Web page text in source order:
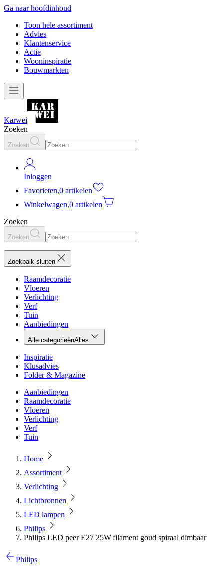
Ga naar hoofdinhoud
Toon hele assortiment
Advies
Klantenservice
Actie
Wooninspiratie
Bouwmarkten
Karwei
Zoeken
Zoeken
Inloggen
Favorieten,0 artikelen
Winkelwagen,0 artikelen
Zoeken
Zoeken
Zoekbalk sluiten
Raamdecoratie
Vloeren
Verlichting
Verf
Tuin
Aanbiedingen
Alle categorieënAlles
Inspiratie
Klusadvies
Folder & Magazine
Aanbiedingen
Raamdecoratie
Vloeren
Verlichting
Verf
Tuin
Home
Assortiment
Verlichting
Lichtbronnen
LED lampen
Philips
Philips LED peer E27 25W filament goud spiraal dimbaar
Philips